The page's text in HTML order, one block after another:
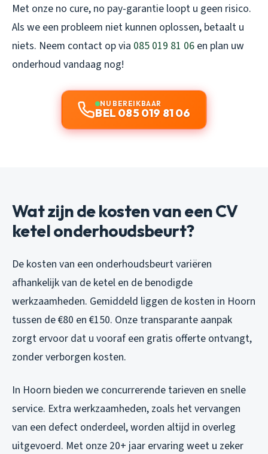
Met onze no cure, no pay-garantie loopt u geen risico.
Als we een probleem niet kunnen oplossen, betaalt u
niets. Neem contact op via 085 019 81 06 en plan uw
onderhoud vandaag nog!
NU BEREIKBAAR
BEL 085 019 81 06
Wat zijn de kosten van een CV
ketel onderhoudsbeurt?
De kosten van een onderhoudsbeurt variëren
afhankelijk van de ketel en de benodigde
werkzaamheden. Gemiddeld liggen de kosten in Hoorn
tussen de €80 en €150. Onze transparante aanpak
zorgt ervoor dat u vooraf een gratis offerte ontvangt,
zonder verborgen kosten.
In Hoorn bieden we concurrerende tarieven en snelle
service. Extra werkzaamheden, zoals het vervangen
van een defect onderdeel, worden altijd in overleg
uitgevoerd. Met onze 20+ jaar ervaring weet u zeker